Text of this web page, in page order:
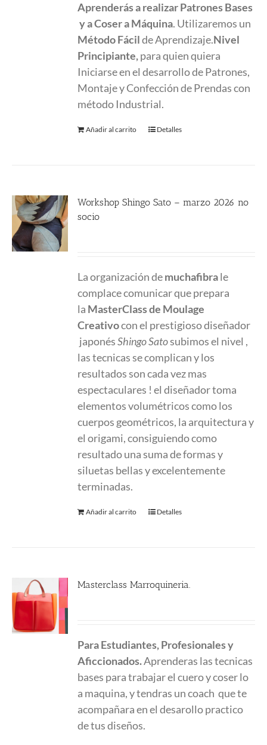
era:
690.00 €.
es:
588.00 €.
Aprenderás a realizar Patrones Bases
y a Coser a Máquina. Utilizaremos un
Método Fácilde Aprendizaje.Nivel
Principiante,para quien quiera
Iniciarse en el desarrollo de Patrones,
Montaje y Confección de Prendas con
método Industrial.
Añadir al carrito Detalles
Workshop Shingo Sato – marzo 2026 no
socio
La organización demuchafibrale
complace comunicar que prepara
la MasterClassde Moulage
Creativocon el prestigioso diseñador
japonésShingo Satosubimos el nivel ,
las tecnicas se complican y los
resultados son cada vez mas
espectaculares ! el diseñador toma
elementos volumétricos como los
cuerpos geométricos, la arquitectura y
el origami, consiguiendo como
resultado una suma de formas y
siluetas bellas y excelentemente
terminadas.
Añadir al carrito Detalles
Masterclass Marroquineria.
Para Estudiantes, Profesionales y
Aficcionados.Aprenderas las tecnicas
bases para trabajar el cuero y coser lo
a maquina, y tendras un coach que te
acompañara en el desarollo practico
de tus diseños.